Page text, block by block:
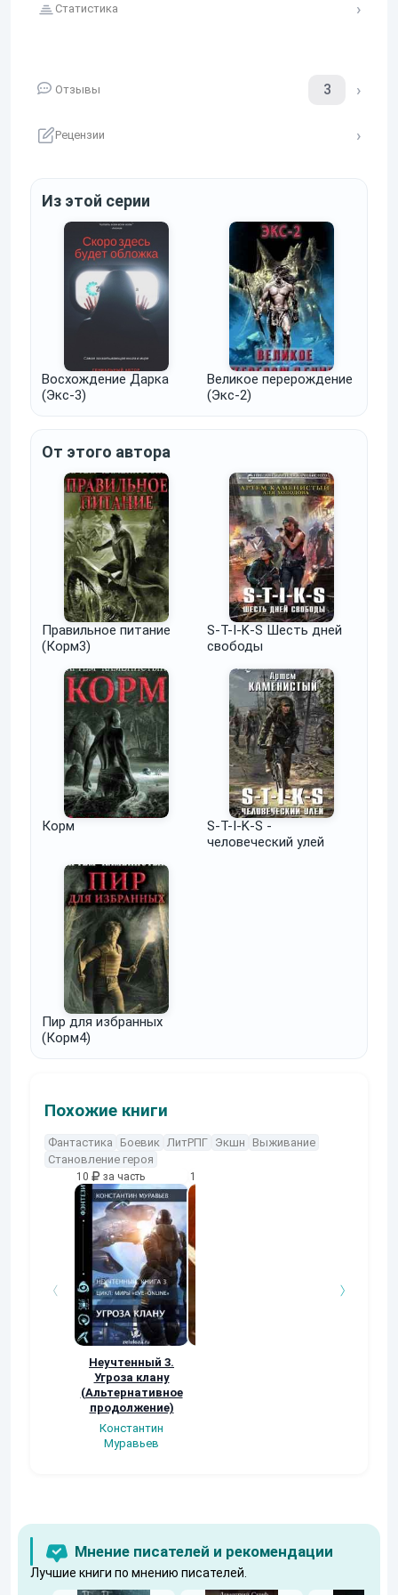
Статистика
Отзывы 3
Рецензии
Из этой серии
Восхождение Дарка
(Экс-3)
Великое перерождение
(Экс-2)
От этого автора
Правильное питание
(Корм3)
S-T-I-K-S Шесть дней
свободы
Корм
S-T-I-K-S -
человеческий улей
Пир для избранных
(Корм4)
Похожие книги
Фантастика Боевик ЛитРПГ Экшн
Выживание
Становление героя
10 за часть
Неучтенный 3.
Угроза клану
(Альтернативное
продолжение)
Константин
Муравьев
10
Мнение писателей и рекомендации
Лучшие книги по мнению писателей.